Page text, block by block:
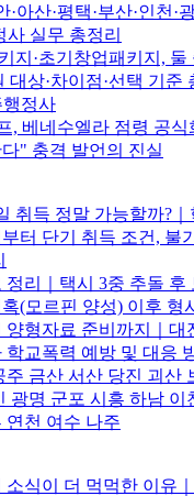
·아산·평택·부산·인천·
사 실무 총정리
지·초기창업패키지, 둘
대상·차이점·선택 기준
행정사
, 베네수엘라 점령 공
" 충격 발언의 진실
취득 정말 가능할까?｜
터 단기 취득 조건, 불
정리｜택시 3중 추돌 후
(모르핀 양성) 이후 형
양형자료 준비까지｜대
교폭력 예방 및 대응
주 금산 서산 당진 괴산
광명 군포 시흥 하남 이
연천 여수 나주
소식이 더 먹먹한 이유